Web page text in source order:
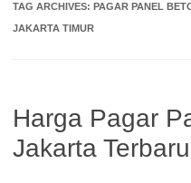
TAG ARCHIVES: PAGAR PANEL
JAKARTA TIMUR
Harga Pagar
Jakarta